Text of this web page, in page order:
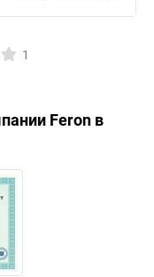
1
Feron в